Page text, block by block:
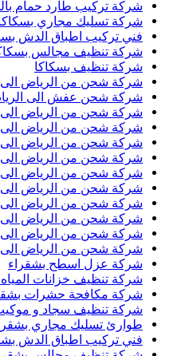
شركة تركيب طارد حمام
شركة تسليك مجاري
فني تركيب اطباق الدش
شركة تنظيف مجالس
شركة تنظيف بسكاكا
شركة شحن من الرياض الى
شركة شحن عفش الى
شركة شحن من الرياض الى
شركة شحن من الرياض الى
شركة شحن من الرياض الى
شركة شحن من الرياض الى
شركة شحن من الرياض الى
شركة شحن من الرياض الى
شركة شحن من الرياض الى
شركة شحن من الرياض
شركة شحن من الرياض
شركة شحن من الرياض الى
شركة عزل اسطح بشقراء
شركة تنظيف خزانات
شركة مكافحة حشرات
شركة تنظيف سجاد و
طوارئ تسليك مجاري
فني تركيب اطباق الدش